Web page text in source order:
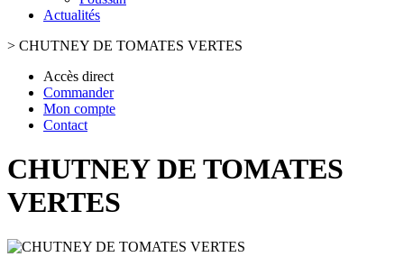
Actualités
> CHUTNEY DE TOMATES VERTES
Accès direct
Commander
Mon compte
Contact
CHUTNEY DE TOMATES
VERTES